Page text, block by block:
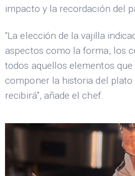
impacto y la recordación del
“La elección de la vajilla
aspectos como la forma, los
todos aquellos elementos que
componer la historia del plato
recibirá”, añade el chef.